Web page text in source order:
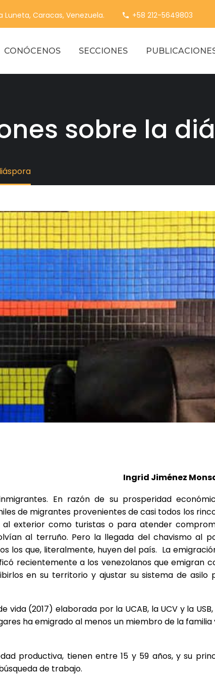
Luneta, Caracas, Venezuela. +58 212-5649803
CONÓCENOS SECCIONES
sobre la
Ingrid Jiménez
En razón de su prosperidad
de migrantes provenientes de casi todos los
al exterior como turistas o para atender
al terruño. Pero la llegada del chavismo al
los que, literalmente, huyen del país. La
recientemente a los venezolanos que emigran
en su territorio y ajustar su sistema de asilo
(2017) elaborada por la UCAB, la UCV y la
ha emigrado al menos un miembro de la familia
productiva, tienen entre 15 y 59 años, y su
de trabajo.